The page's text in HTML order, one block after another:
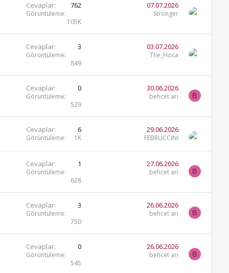
Cevaplar 762
Görüntüleme
105K
07.07.2026
Stronger
Cevaplar 3
Görüntüleme
849
03.07.2026
The_Hoca
Cevaplar 0
Görüntüleme
529
30.06.2026
behcet arı B
Cevaplar 6
Görüntüleme 1K
29.06.2026
FEBRUCCİNİ
Cevaplar 1
Görüntüleme
628
27.06.2026
behcet arı B
Cevaplar 3
Görüntüleme
750
26.06.2026
behcet arı B
Cevaplar 0
Görüntüleme
545
26.06.2026
behcet arı B